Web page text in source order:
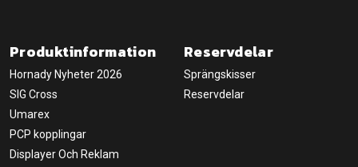
Produktinformation
Hornady Nyheter 2026
SIG Cross
Umarex
PCP kopplingar
Displayer Och Reklam
Reservdelar
Sprängskisser
Reservdelar